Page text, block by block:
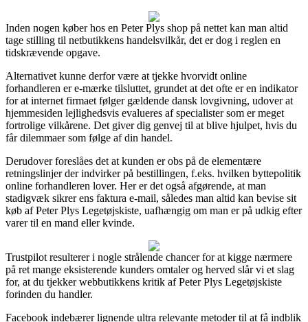
Inden nogen køber hos en Peter Plys shop på nettet kan man altid
tage stilling til netbutikkens handelsvilkår, det er dog i reglen en
tidskrævende opgave.
Alternativet kunne derfor være at tjekke hvorvidt online
forhandleren er e-mærke tilsluttet, grundet at det ofte er en indikator
for at internet firmaet følger gældende dansk lovgivning, udover at
hjemmesiden lejlighedsvis evalueres af specialister som er meget
fortrolige vilkårene. Det giver dig genvej til at blive hjulpet, hvis du
får dilemmaer som følge af din handel.
Derudover foreslåes det at kunden er obs på de elementære
retningslinjer der indvirker på bestillingen, f.eks. hvilken byttepolitik
online forhandleren lover. Her er det også afgørende, at man
stadigvæk sikrer ens faktura e-mail, således man altid kan bevise sit
køb af Peter Plys Legetøjskiste, uafhængig om man er på udkig efter
varer til en mand eller kvinde.
Trustpilot resulterer i nogle strålende chancer for at kigge nærmere
på ret mange eksisterende kunders omtaler og herved slår vi et slag
for, at du tjekker webbutikkens kritik af Peter Plys Legetøjskiste
forinden du handler.
Facebook indebærer lignende ultra relevante metoder til at få indblik